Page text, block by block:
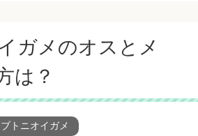
ガメのオスとメ
は？
トニオイガメ